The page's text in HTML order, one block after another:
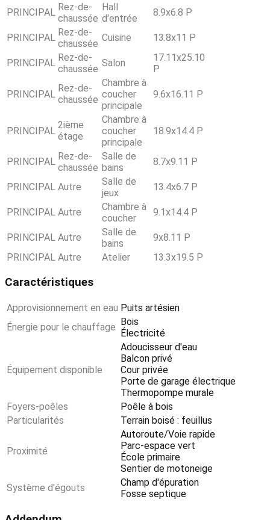
PRINCIPAL Rez-de-
chaussée
Hall
d'entrée
8.9x6.8 P
PRINCIPAL Rez-de-
chaussée
Cuisine 13.8x11 P
PRINCIPAL Rez-de-
chaussée
Salon
17.11x25.10
P
PRINCIPAL
Rez-de-
chaussée
Chambre à
coucher
principale
9.6x16.11 P
PRINCIPAL
2ième
étage
Chambre à
coucher
principale
18.9x14.4 P
PRINCIPAL Rez-de-
chaussée
Salle de
bains
8.7x9.11 P
PRINCIPAL Autre
Salle de
jeux
13.4x6.7 P
PRINCIPAL Autre
Chambre à
coucher
9.1x14.4 P
PRINCIPAL Autre
Salle de
bains
9x8.11 P
PRINCIPAL Autre Atelier 13.3x19.5 P
Caractéristiques
Approvisionnement en eau Puits artésien
Énergie pour le chauffage Bois
Électricité
Équipement disponible
Adoucisseur d'eau
Balcon privé
Cour privée
Porte de garage électrique
Thermopompe murale
Foyers-poêles
Poêle à bois
Particularités
Terrain boisé : feuillus
Proximité
Autoroute/Voie rapide
Parc-espace vert
École primaire
Sentier de motoneige
Système d'égouts
Champ d'épuration
Fosse septique